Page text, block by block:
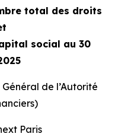
total des droits
social au 30
de l’Autorité
Paris